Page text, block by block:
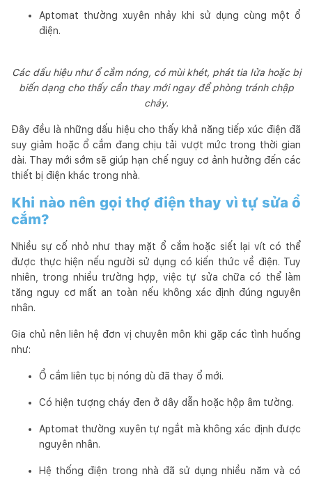
Aptomat thường xuyên nhảy khi sử dụng cùng một ổ
điện.
Các dấu hiệu như ổ cắm nóng, có mùi khét, phát tia lửa hoặc bị
biến dạng cho thấy cần thay mới ngay để phòng tránh chập
cháy.
Đây đều là những dấu hiệu cho thấy khả năng tiếp xúc điện đã
suy giảm hoặc ổ cắm đang chịu tải vượt mức trong thời gian
dài. Thay mới sớm sẽ giúp hạn chế nguy cơ ảnh hưởng đến các
thiết bị điện khác trong nhà.
Khi nào nên gọi thợ điện thay vì tự sửa ổ
cắm?
Nhiều sự cố nhỏ như thay mặt ổ cắm hoặc siết lại vít có thể
được thực hiện nếu người sử dụng có kiến thức về điện. Tuy
nhiên, trong nhiều trường hợp, việc tự sửa chữa có thể làm
tăng nguy cơ mất an toàn nếu không xác định đúng nguyên
nhân.
Gia chủ nên liên hệ đơn vị chuyên môn khi gặp các tình huống
như:
Ổ cắm liên tục bị nóng dù đã thay ổ mới.
Có hiện tượng cháy đen ở dây dẫn hoặc hộp âm tường.
Aptomat thường xuyên tự ngắt mà không xác định được
nguyên nhân.
Hệ thống điện trong nhà đã sử dụng nhiều năm và có